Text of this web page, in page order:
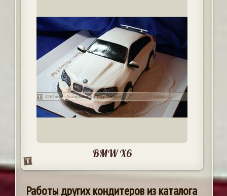
BMW X6
Работы других кондитеров из каталога